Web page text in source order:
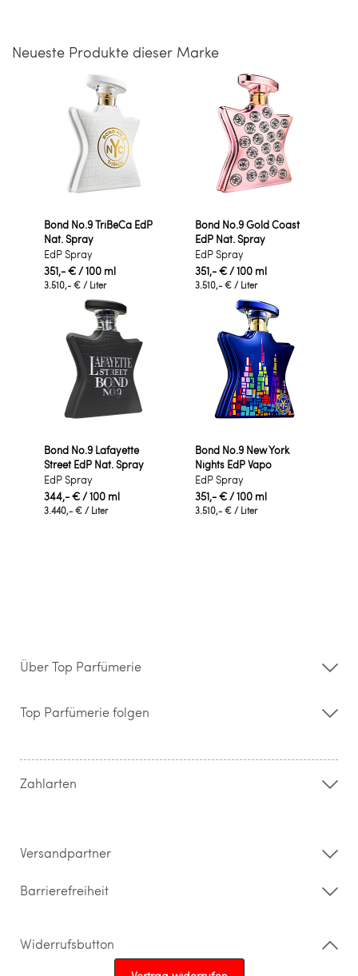
Neueste Produkte dieser Marke
Bond No.9 TriBeCa EdP
Nat. Spray
EdP Spray
351,- €/ 100 ml
3.510,- € / Liter
Bond No.9 Gold Coast
EdP Nat. Spray
EdP Spray
351,- €/ 100 ml
3.510,- € / Liter
Bond No.9 Lafayette
Street EdP Nat. Spray
EdP Spray
344,- €/ 100 ml
3.440,- € / Liter
Bond No.9 New York
Nights EdP Vapo
EdP Spray
351,- €/ 100 ml
3.510,- € / Liter
Über Top Parfümerie
Storefinder
Kontakt
Widerrufsrecht & Rückgabebedingungen
Top Parfümerie folgen
Zahlarten
Versandpartner
Barrierefreiheit
Widerrufsbutton